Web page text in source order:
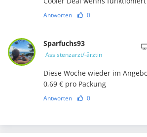
Antworten 0
Sparfuchs93
Assistenzarzt/-ärztin
Diese Woche wieder im
0,69 € pro Packung
Antworten 0